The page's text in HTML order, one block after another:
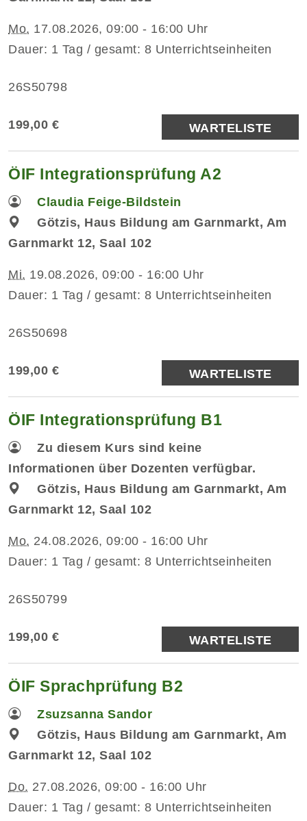
Mo. 17.08.2026, 09:00 - 16:00 Uhr
Dauer: 1 Tag / gesamt: 8 Unterrichtseinheiten
26S50798
199,00 € WARTELISTE
ÖIF Integrationsprüfung A2
Claudia Feige-Bildstein
Götzis, Haus Bildung am Garnmarkt, Am
Garnmarkt 12, Saal 102
Mi. 19.08.2026, 09:00 - 16:00 Uhr
Dauer: 1 Tag / gesamt: 8 Unterrichtseinheiten
26S50698
199,00 € WARTELISTE
ÖIF Integrationsprüfung B1
Zu diesem Kurs sind keine
Informationen über Dozenten verfügbar.
Götzis, Haus Bildung am Garnmarkt, Am
Garnmarkt 12, Saal 102
Mo. 24.08.2026, 09:00 - 16:00 Uhr
Dauer: 1 Tag / gesamt: 8 Unterrichtseinheiten
26S50799
199,00 € WARTELISTE
ÖIF Sprachprüfung B2
Zsuzsanna Sandor
Götzis, Haus Bildung am Garnmarkt, Am
Garnmarkt 12, Saal 102
Do. 27.08.2026, 09:00 - 16:00 Uhr
Dauer: 1 Tag / gesamt: 8 Unterrichtseinheiten